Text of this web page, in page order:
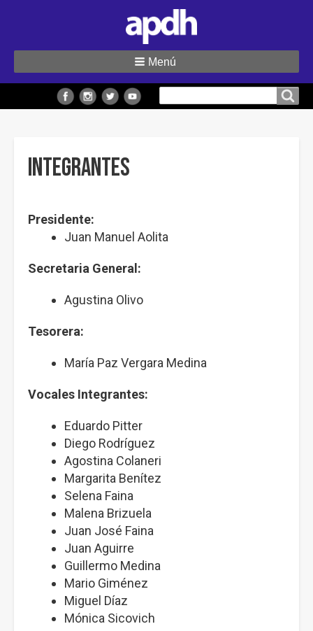
Menú
Integrantes
Presidente:
Juan Manuel Aolita
Secretaria General:
Agustina Olivo
Tesorera:
María Paz Vergara Medina
Vocales Integrantes:
Eduardo Pitter
Diego Rodríguez
Agostina Colaneri
Margarita Benítez
Selena Faina
Malena Brizuela
Juan José Faina
Juan Aguirre
Guillermo Medina
Mario Giménez
Miguel Díaz
Mónica Sicovich